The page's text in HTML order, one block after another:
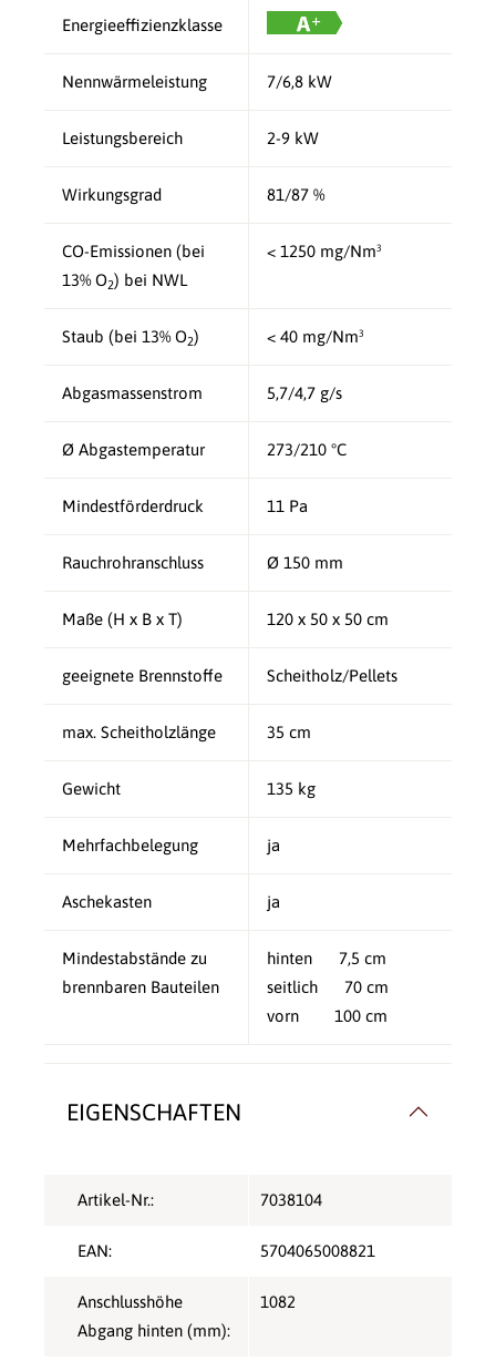
Energieeffizienzklasse
Nennwärmeleistung 7/6,8 kW
Leistungsbereich 2-9 kW
Wirkungsgrad 81/87 %
CO-Emissionen (bei
13% O2) bei NWL
< 1250 mg/Nm³
Staub (bei 13% O2) < 40 mg/Nm³
Abgasmassenstrom 5,7/4,7 g/s
Ø Abgastemperatur 273/210 °C
Mindestförderdruck 11 Pa
Rauchrohranschluss Ø 150 mm
Maße (H x B x T) 120 x 50 x 50 cm
geeignete Brennstoffe Scheitholz/Pellets
max. Scheitholzlänge 35 cm
Gewicht 135 kg
Mehrfachbelegung ja
Aschekasten ja
Mindestabstände zu
brennbaren Bauteilen
hinten 7,5 cm
seitlich 70 cm
vorn 100 cm
EIGENSCHAFTEN
Artikel-Nr.: 7038104
EAN: 5704065008821
Anschlusshöhe
Abgang hinten (mm):
1082